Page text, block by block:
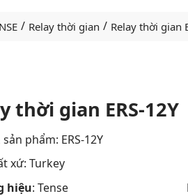
/ Relay thời gian / Relay thời gian
thời gian ERS-12Y
sản phẩm: ERS-12Y
xứ: Turkey
hiệu: Tense